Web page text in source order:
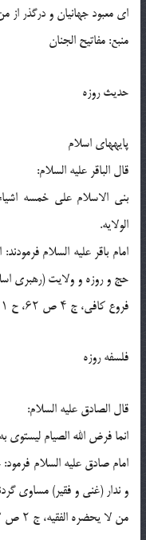
اى معبود جهانیان و درگذر از
منبع: مفاتیح الجنان
حدیث روزه
پایه‏هاى اسلام
قال الباقر علیه السلام:
بنى الاسلام على خمسه
الولایه.
امام باقر علیه السلام
حج و روزه و ولایت (رهبرى
فروع کافى، ج ۴ ص ۶۲، ح ۱
فلسفه روزه
قال الصادق علیه السلام:
انما فرض الله الصیام لیستوى
امام صادق علیه السلام
و ندار (غنى و فقیر) مساوى
من لا یحضره الفقیه، ج ۲ ص ۴۳، ح ۱